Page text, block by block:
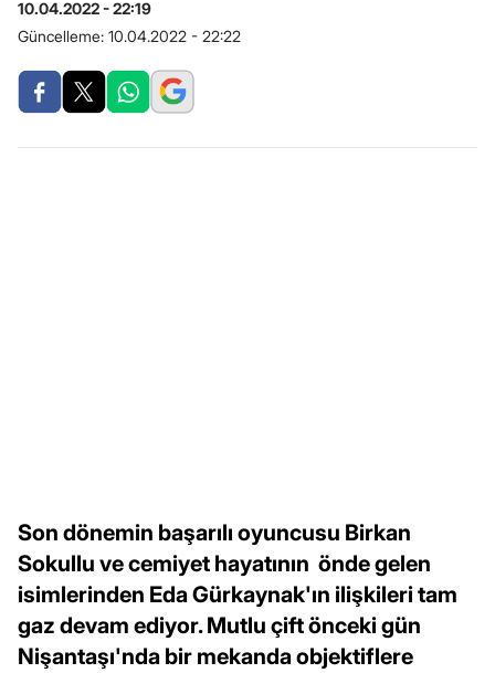
10.04.2022 - 22:19
Güncelleme: 10.04.2022 - 22:22
Son dönemin başarılı oyuncusu Birkan
Sokullu ve cemiyet hayatının önde gelen
isimlerinden Eda Gürkaynak'ın ilişkileri tam
gaz devam ediyor. Mutlu çift önceki gün
Nişantaşı'nda bir mekanda objektiflere